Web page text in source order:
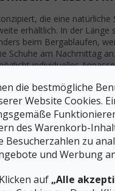
die bestmögliche
Website Cookies.
des Warenkorb-
Besucherzahlen zu
und Werbung
auf „Alle
die eine natürliche
erhältlich. In der
beim Bergablaufen,
Schuhe am Nachmittag
individuelles
Fuß geformt und
solltest
Laufen tragen möchtest
längsten Zeh –
gegen die Schuhspitze